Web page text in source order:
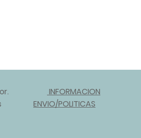
INFORMACION
ENVIO/POLITICAS